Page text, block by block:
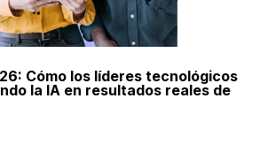
Cómo los líderes tecnológicos
la IA en resultados reales de